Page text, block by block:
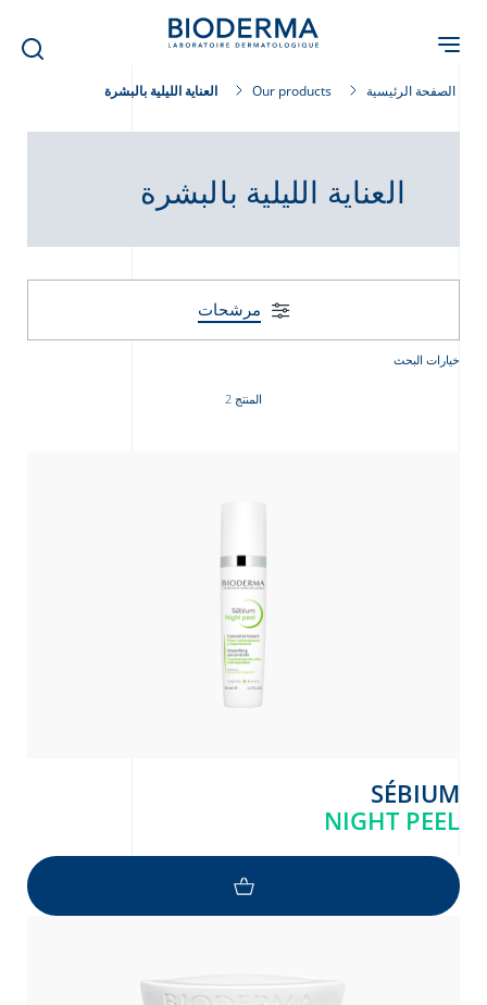
content
الصفحة الرئيسية Our products العناية الليلية بالبشرة
العناية الليلية بالبشرة
مرشحات
خيارات البحث
المنتج 2
SÉBIUM
NIGHT PEEL